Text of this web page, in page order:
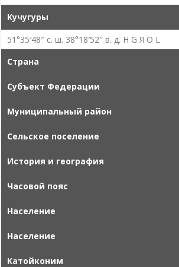
Кучугуры
51°35′48″ с. ш. 38°18′52″ в. д. H G Я O L
Страна
Субъект Федерации
Муниципальный район
Сельское поселение
История и география
Часовой пояс
Население
Население
Катойконим